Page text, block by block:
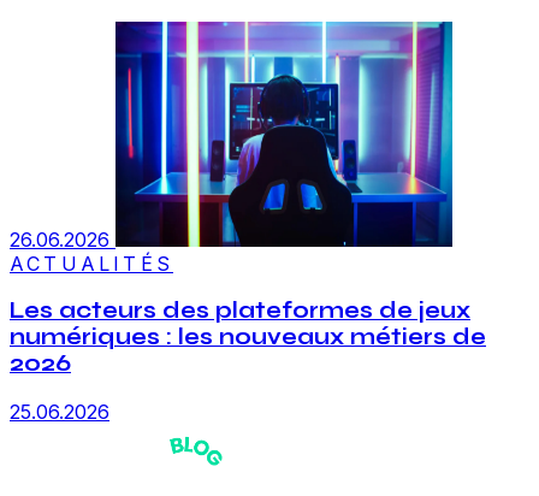
26.06.2026
ACTUALITÉS
Les acteurs des plateformes de jeux
numériques : les nouveaux métiers de
2026
25.06.2026